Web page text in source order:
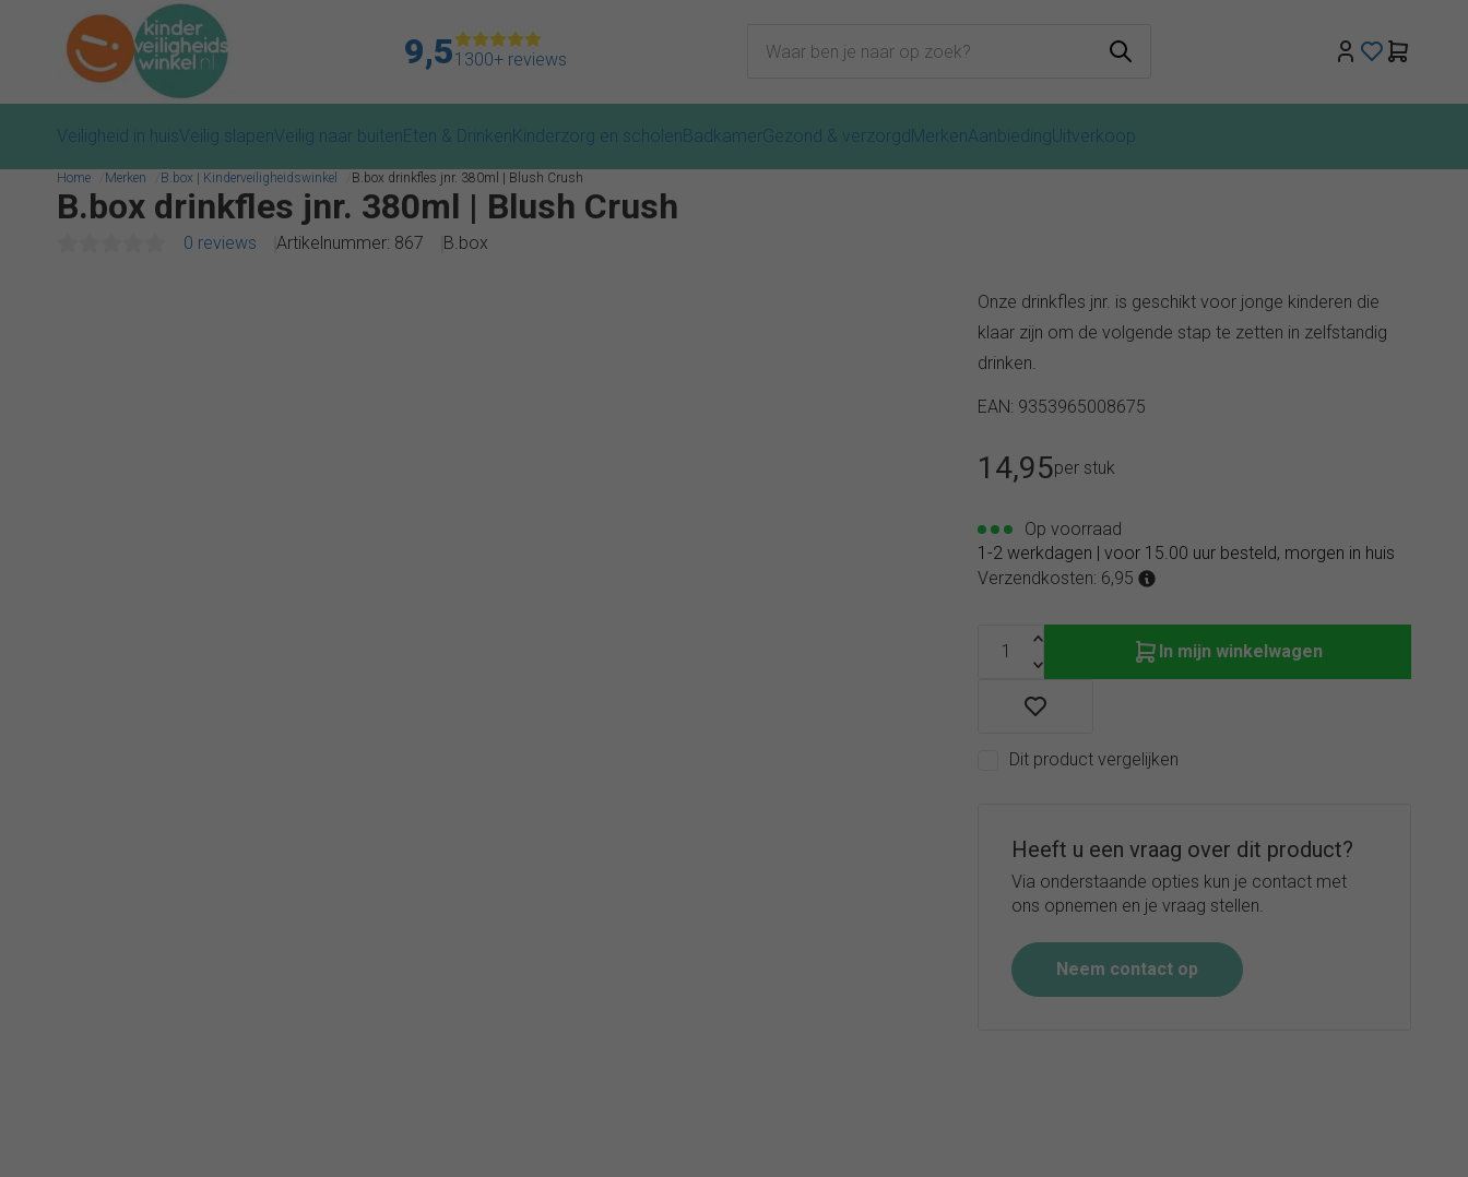
9,51300+ reviews
Veiligheid in huis Veilig slapen Veilig naar buitenEten & DrinkenKinderzorg en scholenBadkamer Gezond & verzorgdMerkenAanbiedingUitverkoop
Home Merken B.box | Kinderveiligheidswinkel B.box drinkfles jnr. 380ml | Blush Crush
B.box drinkfles jnr. 380ml | Blush Crush
0 reviews Artikelnummer: 867 B.box
Onze drinkfles jnr. is geschikt voor jonge kinderen die
klaar zijn om de volgende stap te zetten in zelfstandig
drinken.
EAN: 9353965008675
14,95per stuk
Op voorraad
1-2 werkdagen | voor 15.00 uur besteld, morgen in huis
Verzendkosten: 6,95
In mijn winkelwagen
Dit product vergelijken
Heeft u een vraag over dit product?
Via onderstaande opties kun je contact met
ons opnemen en je vraag stellen.
Neem contact op